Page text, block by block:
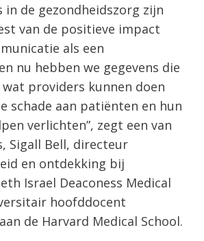
in de gezondheidszorg zijn
van de positieve impact
als een
nu hebben we gegevens die
providers kunnen doen
schade aan patiënten en hun
verlichten”, zegt een van
Sigall Bell, directeur
en ontdekking bij
Israel Deaconess Medical
hoofddocent
de Harvard Medical School.